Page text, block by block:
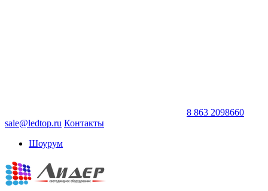
8 863 2098660
sale@ledtop.ru Контакты
Шоурум